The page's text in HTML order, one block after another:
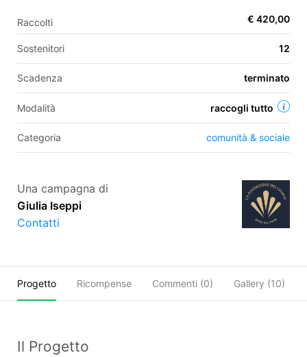
IT
FR
ES
Raccolti € 420,00
Sostenitori 12
Scadenza terminato
Modalità raccogli tutto
Categoria comunità & sociale
Una campagna di
Giulia Iseppi
Contatti
Progetto Ricompense Commenti (0) Gallery (10)
Il Progetto